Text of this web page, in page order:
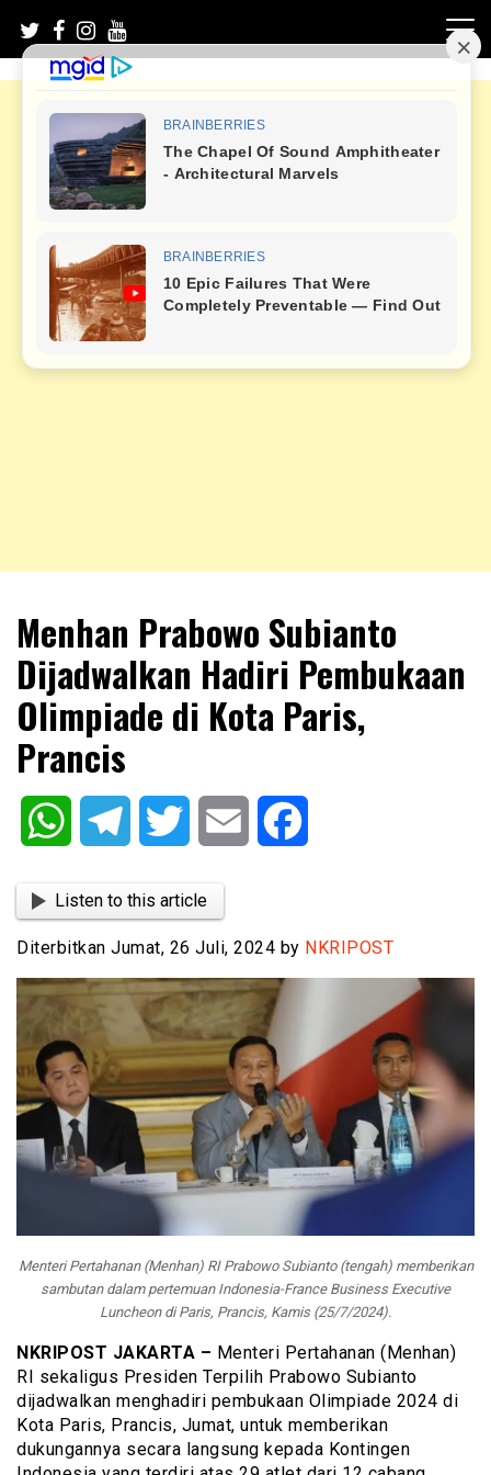
content
NKRIPOST
Menhan Prabowo Subianto
Dijadwalkan Hadiri Pembukaan
Olimpiade di Kota Paris,
Prancis
WhatsAppTelegram Twitter Email
Listen to this article
Diterbitkan Jumat, 26 Juli, 2024 by NKRIPOST
Menteri Pertahanan (Menhan) RI Prabowo Subianto (tengah) memberikan
sambutan dalam pertemuan Indonesia-France Business Executive
Luncheon di Paris, Prancis, Kamis (25/7/2024).
NKRIPOST JAKARTA – Menteri Pertahanan (Menhan)
RI sekaligus Presiden Terpilih Prabowo Subianto
dijadwalkan menghadiri pembukaan Olimpiade 2024 di
Kota Paris, Prancis, Jumat, untuk memberikan
dukungannya secara langsung kepada Kontingen